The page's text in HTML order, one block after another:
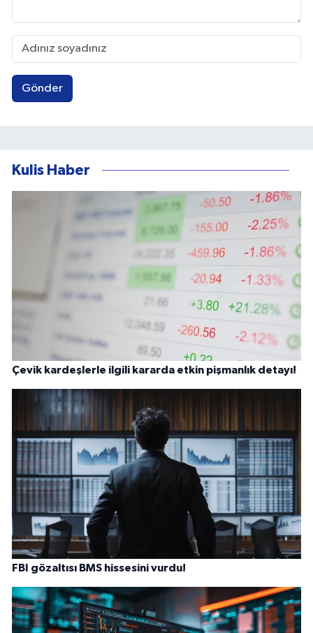
Gönder
Kulis Haber
Çevik kardeşlerle ilgili kararda etkin pişmanlık detayı!
FBI gözaltısı BMS hissesini vurdu!